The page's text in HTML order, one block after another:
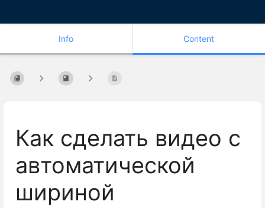
Info Content
Как сделать видео с
автоматической
шириной